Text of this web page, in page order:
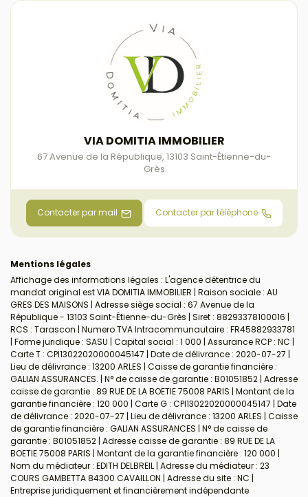
VIA DOMITIA IMMOBILIER
67 Avenue de la République, 13103 Saint-Étienne-du-
Grès
Contacter par mail Contacter par téléphone
Mentions légales
Affichage des informations légales : L'agence détentrice du
mandat original est VIA DOMITIA IMMOBILIER | Raison sociale : AU
GRES DES MAISONS | Adresse siège social : 67 Avenue de la
République - 13103 Saint-Étienne-du-Grès | Siret : 88293378100016 |
RCS : Tarascon | Numero TVA Intracommunautaire : FR45882933781
| Forme juridique : SASU | Capital social : 1 000 | Assurance RCP : NC |
Carte T : CPI13022020000045147 | Date de délivrance : 2020-07-27 |
Lieu de délivrance : 13200 ARLES | Caisse de garantie financière :
GALIAN ASSURANCES. | N° de caisse de garantie : B01051852 | Adresse
caisse de garantie : 89 RUE DE LA BOETIE 75008 PARIS | Montant de la
garantie financière : 120 000 | Carte G : CPI13022020000045147 | Date
de délivrance : 2020-07-27 | Lieu de délivrance : 13200 ARLES | Caisse
de garantie financière : GALIAN ASSURANCES | N° de caisse de
garantie : B01051852 | Adresse caisse de garantie : 89 RUE DE LA
BOETIE 75008 PARIS | Montant de la garantie financière : 120 000 |
Nom du médiateur : EDITH DELBREIL | Adresse du médiateur : 23
COURS GAMBETTA 84300 CAVAILLON | Adresse du site : NC |
Entreprise juridiquement et financièrement indépendante